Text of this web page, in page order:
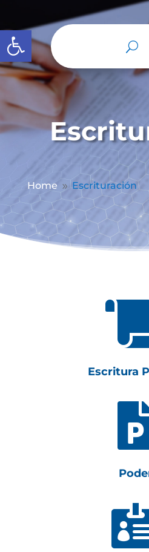
Abrir barra de herramientas
Home 9 Escrituración
Escritura